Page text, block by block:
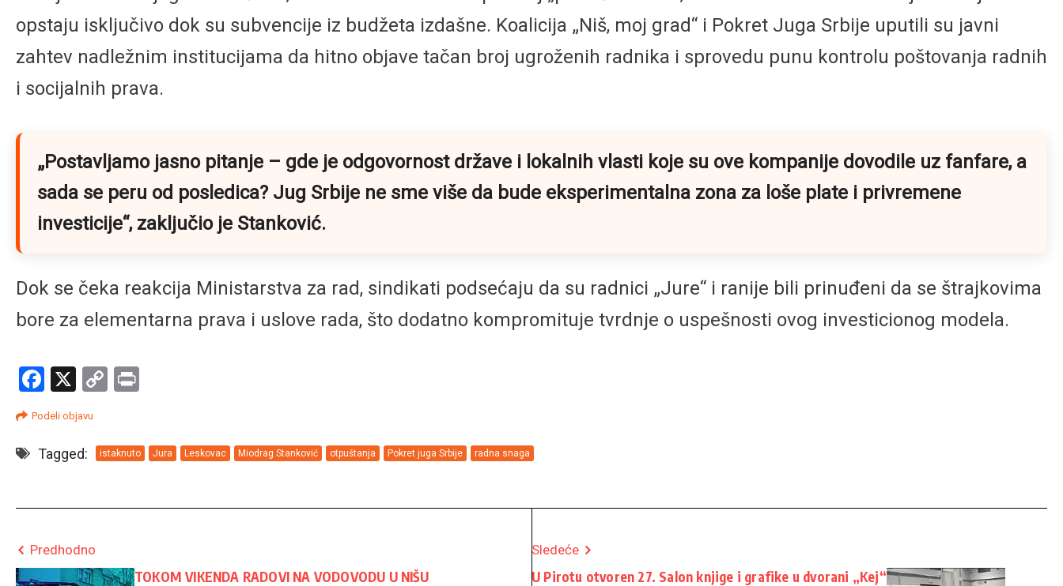
opstaju isključivo dok su subvencije iz budžeta izdašne. Koalicija „Niš, moj grad“ i Pokret Juga Srbije uputili su javni
zahtev nadležnim institucijama da hitno objave tačan broj ugroženih radnika i sprovedu punu kontrolu poštovanja radnih
i socijalnih prava.
„Postavljamo jasno pitanje – gde je odgovornost države i lokalnih vlasti koje su ove kompanije dovodile uz fanfare, a
sada se peru od posledica? Jug Srbije ne sme više da bude eksperimentalna zona za loše plate i privremene
investicije“, zaključio je Stanković.
Dok se čeka reakcija Ministarstva za rad, sindikati podsećaju da su radnici „Jure“ i ranije bili prinuđeni da se štrajkovima
bore za elementarna prava i uslove rada, što dodatno kompromituje tvrdnje o uspešnosti ovog investicionog modela.
Facebook
X
Copy
Podeli objavu
Tagged: istaknuto Jura Leskovac Miodrag Stanković otpuštanja Pokret juga Srbije radna snaga
Predhodno
TOKOM VIKENDA RADOVI NA VODOVODU U NIŠU
Sledeće
U Pirotu otvoren 27. Salon knjige i grafike u dvorani „Kej“